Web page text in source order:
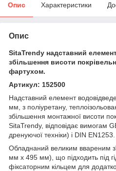
Опис Характеристики
Опис
SitaTrendy надставний
збільшення висоти
фартухом.
Артикул: 152500
Надставний елемент
мм, з поліуретану,
збільшення монтажної висоти
SitaTrendy, відповідає вимогам
дренуючої техніки) і DIN EN1253.
Обладнаний великим ввареним
мм х 495 мм), що підходить під
фіксаторним кільцем для